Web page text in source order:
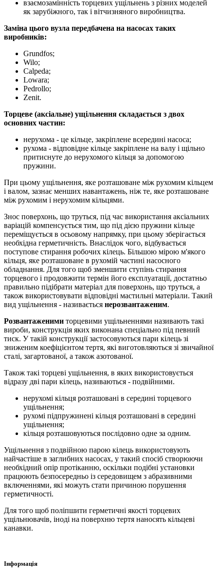
взаємозамінність торцевих ущільнень з різних моделей
як зарубіжного, так і вітчизняного виробництва.
Заміна цього вузла передбачена на насосах таких
виробників:
Grundfos;
Wilo;
Calpeda;
Lowara;
Pedrollo;
Zenit.
Торцеве (аксіальне) ущільнення складається з двох
основних частин:
нерухома - це кільце, закріплене всередині насоса;
рухома - відповідне кільце закріплене на валу і щільно
притиснуте до нерухомого кільця за допомогою
пружини.
При цьому ущільнення, яке розташоване між рухомим кільцем
і валом, зазнає менших навантажень, ніж те, яке розташоване
між рухомим і нерухомим кільцями.
Знос поверхонь, що труться, під час використання аксіальних
варіацій компенсується тим, що під дією пружини кільце
переміщується в осьовому напрямку, при цьому зберігається
необхідна герметичність. Внаслідок чого, відбувається
поступове стирання робочих кілець. Більшою мірою м'якого
кільця, яке розташоване в рухомій частині насосного
обладнання. Для того щоб зменшити ступінь стирання
торцевого і продовжити термін його експлуатації, достатньо
правильно підібрати матеріал для поверхонь, що труться, а
також використовувати відповідні мастильні матеріали. Такий
вид ущільнення - називається нерозвантаженим.
Розвантаженими торцевими ущільненнями називають такі
вироби, конструкція яких виконана спеціально під певний
тиск. У такій конструкції застосовуються пари кілець зі
зниженим коефіцієнтом тертя, які виготовляються зі звичайної
сталі, загартованої, а також азотованої.
Також такі торцеві ущільнення, в яких використовується
відразу дві пари кілець, називаються - подвійними.
нерухомі кільця розташовані в середині торцевого
ущільнення;
рухомі підпружинені кільця розташовані в середині
ущільнення;
кільця розташовуються послідовно одне за одним.
Ущільнення з подвійною парою кілець використовують
найчастіше в заглибних насосах, у такий спосіб створюючи
необхідний опір протіканню, оскільки подібні установки
працюють безпосередньо із середовищем з абразивними
включеннями, які можуть стати причиною порушення
герметичності.
Для того щоб поліпшити герметичні якості торцевих
ущільнювачів, іноді на поверхню тертя наносять кільцеві
канавки.
Інформація